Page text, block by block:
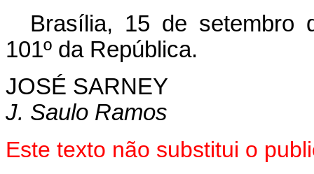
Brasília, 15 de setembro
101º da República.
JOSÉ SARNEY
J. Saulo Ramos
Este texto não substitui o